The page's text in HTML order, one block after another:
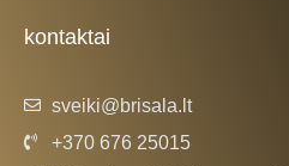
-
f
m
kontaktai
sveiki@brisala.lt
+370 676 25015